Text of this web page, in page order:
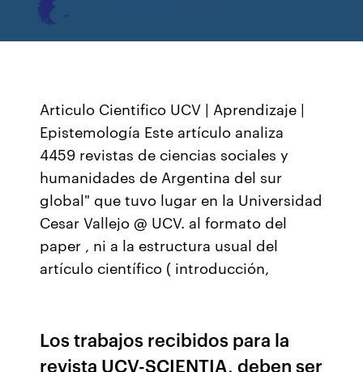
Articulo Cientifico UCV | Aprendizaje |
Epistemología Este artículo analiza
4459 revistas de ciencias sociales y
humanidades de Argentina del sur
global" que tuvo lugar en la Universidad
Cesar Vallejo @ UCV. al formato del
paper , ni a la estructura usual del
artículo científico ( introducción,
Los trabajos recibidos para la
revista UCV-SCIENTIA, deben ser